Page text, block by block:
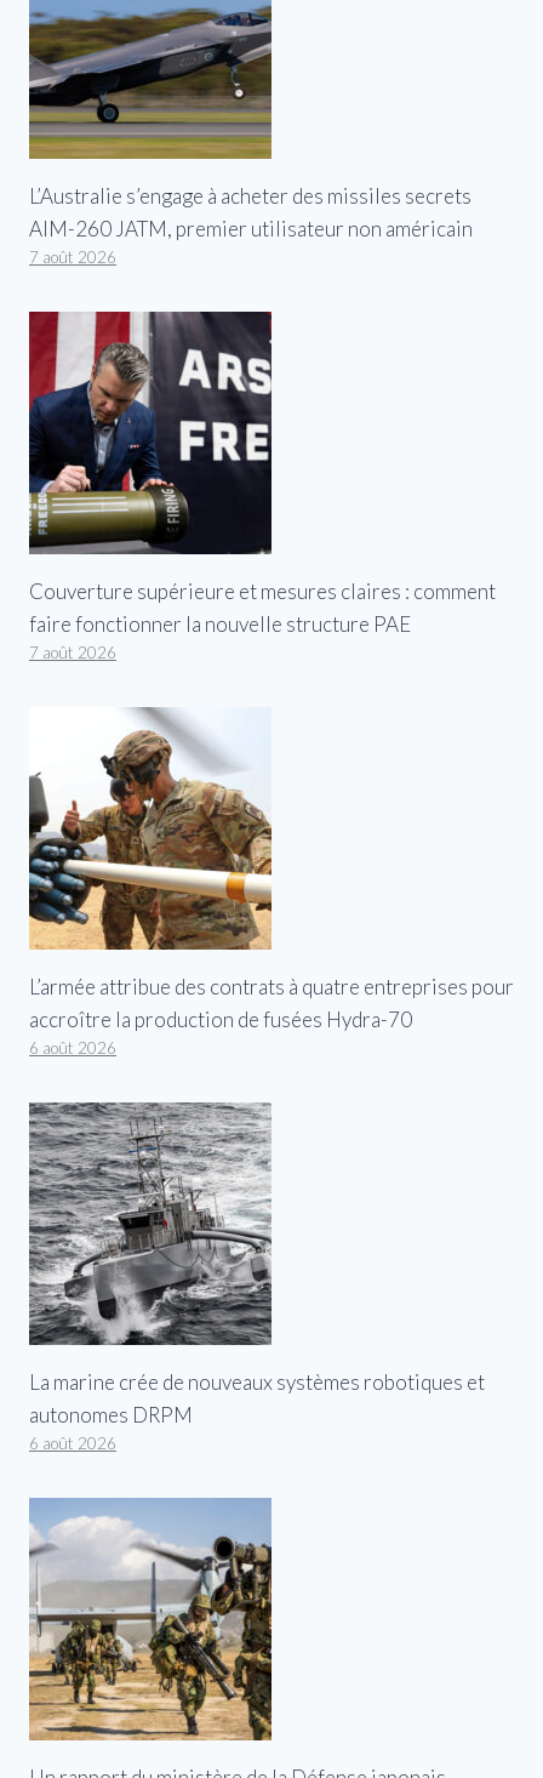
L’Australie s’engage à acheter des missiles secrets
AIM-260 JATM, premier utilisateur non américain
7 août 2026
Couverture supérieure et mesures claires : comment
faire fonctionner la nouvelle structure PAE
7 août 2026
L’armée attribue des contrats à quatre entreprises pour
accroître la production de fusées Hydra-70
6 août 2026
La marine crée de nouveaux systèmes robotiques et
autonomes DRPM
6 août 2026